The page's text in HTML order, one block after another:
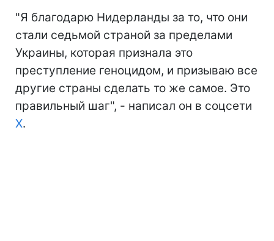
"Я благодарю Нидерланды за то, что они
стали седьмой страной за пределами
Украины, которая признала это
преступление геноцидом, и призываю все
другие страны сделать то же самое. Это
правильный шаг", - написал он в соцсети
Х.